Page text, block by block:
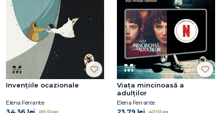
Invențiile ocazionale
Elena Ferrante
Viața mincinoasă a
adulților
Elena Ferrante